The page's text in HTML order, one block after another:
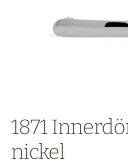
1871
nickel